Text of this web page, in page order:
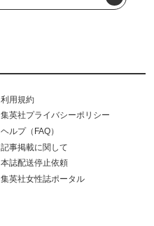
利用規約
集英社プライバシーポリシー
ヘルプ（FAQ）
記事掲載に関して
本誌配送停止依頼
集英社女性誌ポータル